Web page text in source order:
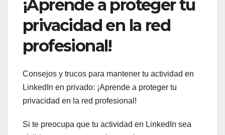
¡Aprende a proteger tu
privacidad en la red
profesional!
Consejos y trucos para mantener tu actividad en
LinkedIn en privado: ¡Aprende a proteger tu
privacidad en la red profesional!
Si te preocupa que tu actividad en LinkedIn sea